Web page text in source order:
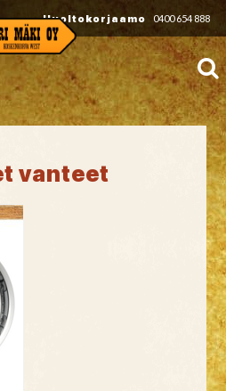
Huoltokorjaamo 0400 654 888
vanteet